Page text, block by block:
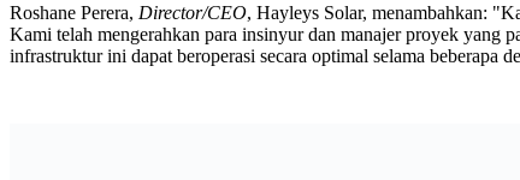
Roshane Perera, Director/CEO, Hayleys Solar, menambahkan:
Kami telah mengerahkan para insinyur dan manajer proyek yang
infrastruktur ini dapat beroperasi secara optimal selama beberapa